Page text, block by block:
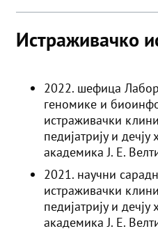
Истраживачко
2022. шефица
геномике и
истраживачки
педијатрију и
академика Ј. Е.
2021. научни
истраживачки
педијатрију и
академика Ј. Е.